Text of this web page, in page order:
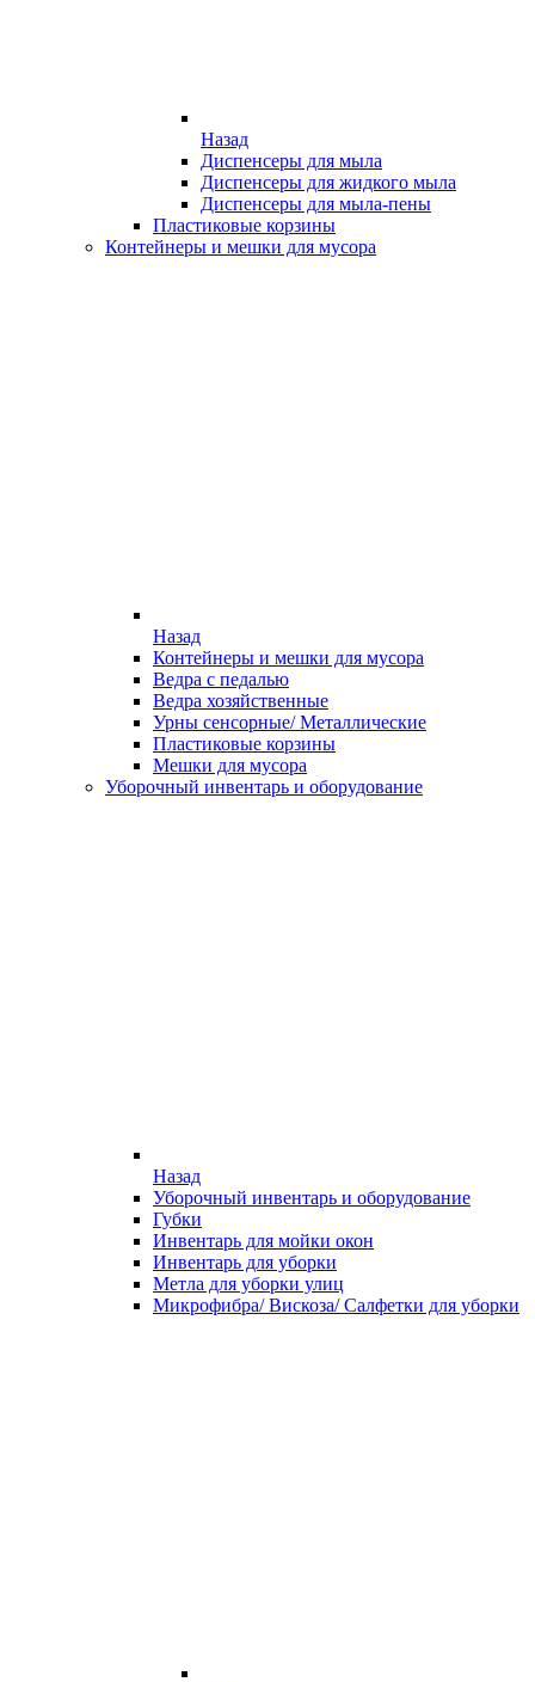
Назад
Диспенсеры для мыла
Диспенсеры для жидкого мыла
Диспенсеры для мыла-пены
Пластиковые корзины
Контейнеры и мешки для мусора
Назад
Контейнеры и мешки для мусора
Ведра с педалью
Ведра хозяйственные
Урны сенсорные/ Металлические
Пластиковые корзины
Мешки для мусора
Уборочный инвентарь и оборудование
Назад
Уборочный инвентарь и оборудование
Губки
Инвентарь для мойки окон
Инвентарь для уборки
Метла для уборки улиц
Микрофибра/ Вискоза/ Салфетки для уборки